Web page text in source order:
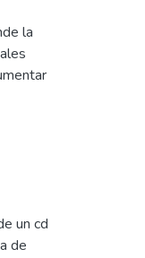
la
un cd
de